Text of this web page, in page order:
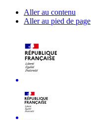
Aller au contenu
Aller au pied de page